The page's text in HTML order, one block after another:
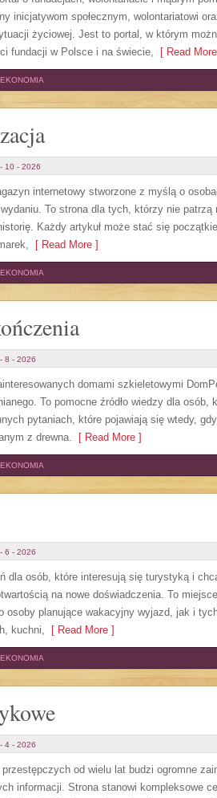
inicjatywom społecznym, wolontariatowi
życiowej. Jest to portal, w którym
fundacji w Polsce i na świecie, [ Read
10 - 2026
internetowy stworzone z myślą o
To strona dla tych, którzy nie patrzą
Każdy artykuł może stać się
[ Read More ]
8 - 2026
domami szkieletowymi
To pomocne źródło wiedzy dla
pytaniach, które pojawiają się wtedy,
z drewna. [ Read More ]
6 - 2026
dla osób, które interesują się turystyką i
na nowe doświadczenia. To
osoby planujące wakacyjny wyjazd, jak i
kuchni, [ Read More ]
4 - 2026
od wielu lat budzi ogromne
informacji. Strona stanowi kompleksowe